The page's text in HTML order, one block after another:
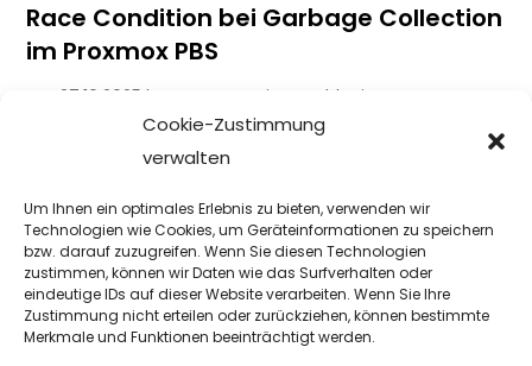
Cookie-Zustimmung
verwalten
Um Ihnen ein optimales Erlebnis zu bieten, verwenden wir
Technologien wie Cookies, um Geräteinformationen zu speichern
bzw. darauf zuzugreifen. Wenn Sie diesen Technologien
zustimmen, können wir Daten wie das Surfverhalten oder
eindeutige IDs auf dieser Website verarbeiten. Wenn Sie Ihre
Zustimmung nicht erteilen oder zurückziehen, können bestimmte
Merkmale und Funktionen beeinträchtigt werden.
Race Condition bei Garbage Collection
im Proxmox PBS
Am 27.10.2025 hat Proxmox einen Fehler im Proxmox
Backup Server mit der Bezeichnung PSA-2025-00019-1
bekannt gegeben. Eine Race Condition mit […]
WEITER
INFORMATIONEN ,VIDEOS 25. APRIL 2025
Proxmox HA und Datenverlust?